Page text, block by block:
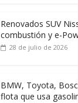
Renovados SUV
combustión y e-
28 de julio de 2026
BMW, Toyota,
flota que usa